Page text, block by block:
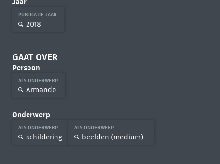
PUBLICATIE JAAR
2018
GAAT OVER
Persoon
ALS ONDERWERP
Armando
Onderwerp
ALS ONDERWERP
schildering
ALS ONDERWERP
beelden (medium)